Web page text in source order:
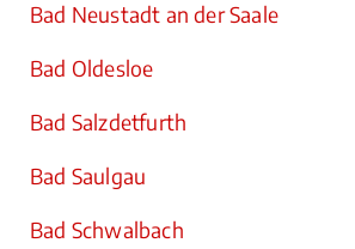
Bad Neustadt an der Saale
Bad Oldesloe
Bad Salzdetfurth
Bad Saulgau
Bad Schwalbach